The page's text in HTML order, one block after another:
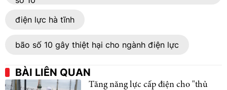
điện lực hà tĩnh
bão số 10 gây thiệt hại cho ngành điện lực
BÀI LIÊN QUAN
Tăng năng lực cấp điện cho "thủ